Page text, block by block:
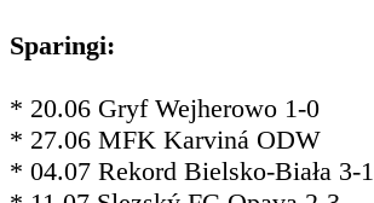
Sparingi:
* 20.06 Gryf Wejherowo 1-0
* 27.06 MFK Karviná ODW
* 04.07 Rekord Bielsko-Biała 3-1